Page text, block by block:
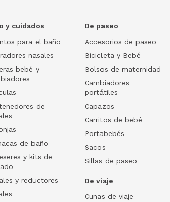
y cuidados
para el baño
nasales
bebé y
de
de baño
y kits de
y reductores
De paseo
Accesorios de paseo
Bicicleta y Bebé
Bolsos de maternidad
Cambiadores
portátiles
Capazos
Carritos de bebé
Portabebés
Sacos
Sillas de paseo
De viaje
Cunas de viaje